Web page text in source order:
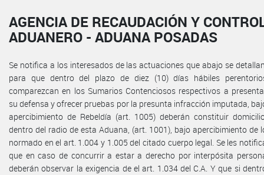
AGENCIA DE RECAUDACIÓN Y
ADUANERO - ADUANA POSADAS
Se notifica a los interesados de las actuaciones que abajo se
para que dentro del plazo de diez (10) días hábiles
comparezcan en los Sumarios Contenciosos respectivos a
su defensa y ofrecer pruebas por la presunta infracción imputada,
apercibimiento de Rebeldía (art. 1005) deberán constituir
dentro del radio de esta Aduana, (art. 1001), bajo apercibimiento de
normado en el art. 1.004 y 1.005 del citado cuerpo legal. Se les
que en caso de concurrir a estar a derecho por interpósita
deberán observar la exigencia de el art. 1.034 del C.A. Y que si